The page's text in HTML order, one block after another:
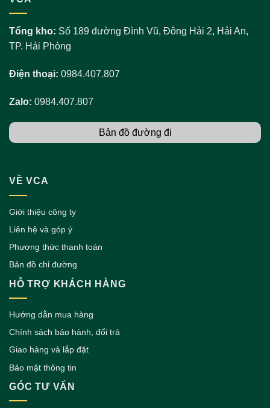
Tổng kho: Số 189 đường Đình Vũ, Đông Hải 2, Hải An,
TP. Hải Phòng
Điện thoại: 0984.407.807
Zalo: 0984.407.807
Bản đồ đường đi
VỀ VCA
Giới thiệu công ty
Liên hệ và góp ý
Phương thức thanh toán
Bản đồ chỉ đường
HỖ TRỢ KHÁCH HÀNG
Hướng dẫn mua hàng
Chính sách bảo hành, đổi trả
Giao hàng và lắp đặt
Bảo mật thông tin
GÓC TƯ VẤN